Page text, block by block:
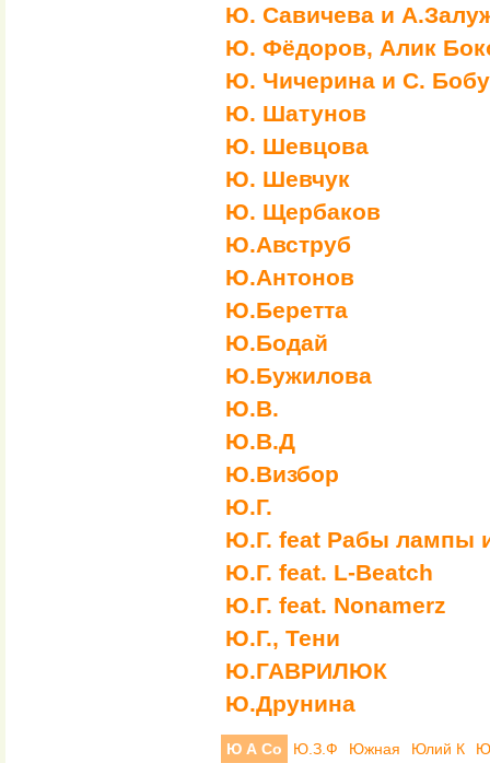
Ю. Савичева и
Ю. Фёдоров, Алик
Ю. Чичерина и С.
Ю. Шатунов
Ю. Шевцова
Ю. Шевчук
Ю. Щербаков
Ю.Авструб
Ю.Антонов
Ю.Беретта
Ю.Бодай
Ю.Бужилова
Ю.В.
Ю.В.Д
Ю.Визбор
Ю.Г.
Ю.Г. feat Рабы лампы
Ю.Г. feat. L-Bеatch
Ю.Г. feat. Nonamerz
Ю.Г., Тени
Ю.ГАВРИЛЮК
Ю.Друнина
Ю А Со Ю.З.Ф Южная Юлий К